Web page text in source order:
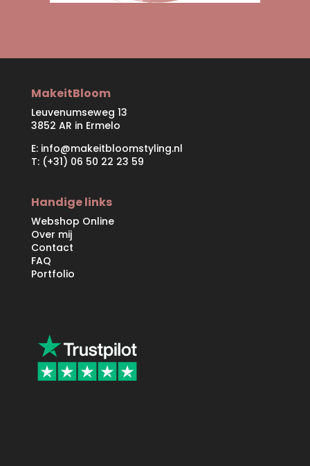
MakeitBloom
Leuvenumseweg 13
3852 AR in Ermelo
E: info@makeitbloomstyling.nl
T: (+31) 06 50 22 23 59
Handige links
Webshop Online
Over mij
Contact
FAQ
Portfolio